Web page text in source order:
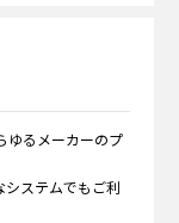
ゆるメーカーのプ
システムでもご利